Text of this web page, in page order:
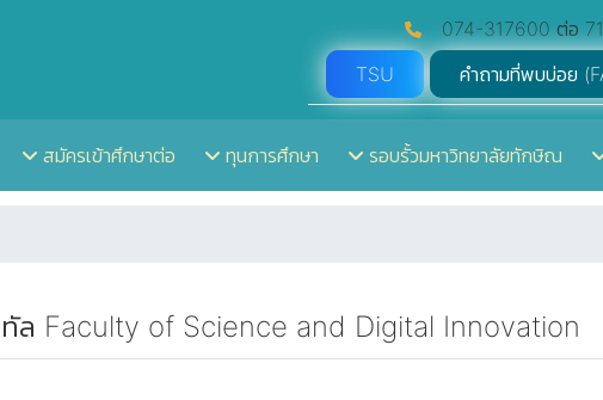
074-317600 ต่อ
TSU
คำถามที่พบบ่อย
สมัครเข้าศึกษาต่อ ทุนการศึกษา รอบรั้วมหาวิทยาลัยทักษิณ
ล Faculty of Science and Digital Innovation